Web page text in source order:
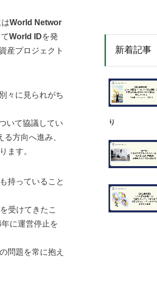
World Networ
World IDを発
産プロジェクト
々に見られがち
いて協議してい
方向へ進み、
ます。
持っていること
受けてきたこ
に運営停止を
問題を常に抱え
新着記事
り